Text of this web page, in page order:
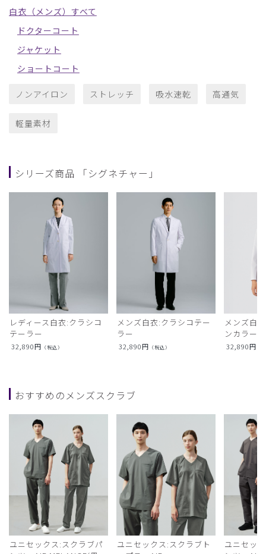
白衣（メンズ）すべて
ドクターコート
ジャケット
ショートコート
ノンアイロン ストレッチ 吸水速乾 高通気
軽量素材
シリーズ商品 「シグネチャー」
レディース白衣:クラシコ
テーラー
32,890円 （税込）
メンズ白衣:クラシコテー
ラー
32,890円 （税込）
メンズ白
ンカラー
32,890円
おすすめのメンズスクラブ
ユニセックス:スクラブパ
ユニセックス:スクラブト
ユニセッ